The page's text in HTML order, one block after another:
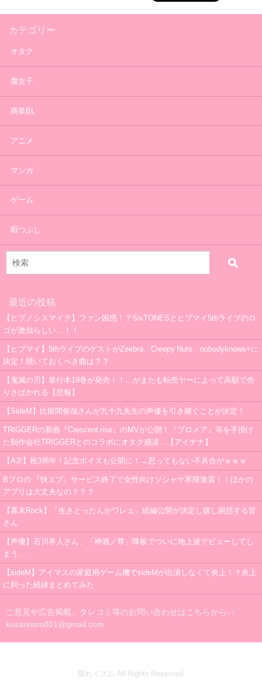
カテゴリー
オタク
腐女子
商業BL
アニメ
マンガ
ゲーム
暇つぶし
最近の投稿
【ヒプノシスマイク】ファン困惑！？SixTONESとヒプマイ5thライブのロ
ゴが激似らしい…！！
【ヒプマイ】5thライブのゲストがZeebra、Creepy Nuts、nobodyknows+に
決定！聴いておくべき曲は？？
【鬼滅の刃】単行本19巻が発売！！…がまたも転売ヤーによって高額で売
りさばかれる【悲報】
【SideM】比留間俊哉さんが九十九先生の声優を引き継ぐことが決定！
TRIGGERの新曲『Crescent rise』のMVが公開！『プロメア』等を手掛け
た制作会社TRIGGERとのコラボにオタク感涙…【アイナナ】
【A3!】祝3周年！記念ボイスも公開に！→思ってもない不具合がｗｗｗ
Bプロの 『快エブ』サービス終了で女性向けソシャゲ界隈激震！！ほかの
アプリは大丈夫なの？？？
【幕末Rock】「生きとったんかワレェ」続編公開が決定し嬉し困惑する皆
さん
【声優】石川界人さん、「神酒ノ尊」降板でついに地上波デビューしてし
まう…
【sideM】アイマスの家庭用ゲーム機でsideMが出演しなくて炎上！？炎上
に到った経緯まとめてみた
ご意見や広告掲載、タレコミ等のお問い合わせはこちらから↓↓
kusareism801@gmail.com
腐れイズム All Rights Reserved.